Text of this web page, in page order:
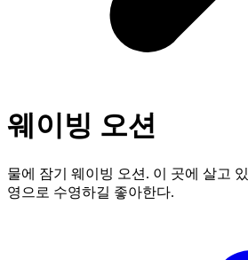
웨이빙 오션
물에 잠기 웨이빙 오션. 이 곳에 살고
영으로 수영하길 좋아한다.